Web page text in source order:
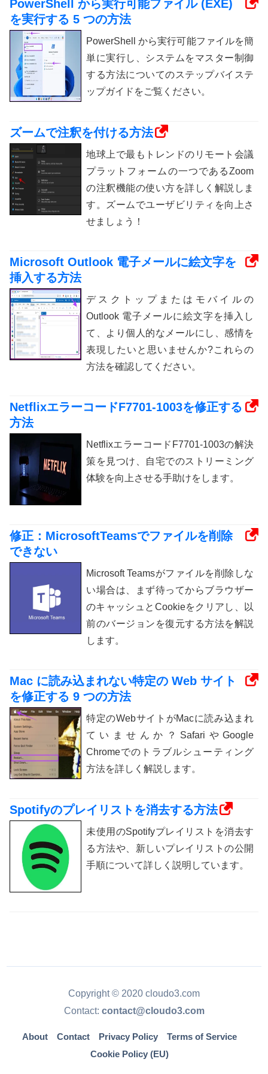
PowerShell から実行可能ファイル (EXE)
を実行する 5 つの方法
PowerShell から実行可能ファイルを簡
単に実行し、システムをマスター制御
する方法についてのステップバイステ
ップガイドをご覧ください。
ズームで注釈を付ける方法
地球上で最もトレンドのリモート会議
プラットフォームの一つであるZoom
の注釈機能の使い方を詳しく解説しま
す。ズームでユーザビリティを向上さ
せましょう！
Microsoft Outlook 電子メールに絵文字を
挿入する方法
デスクトップまたはモバイルの
Outlook 電子メールに絵文字を挿入し
て、より個人的なメールにし、感情を
表現したいと思いませんか?これらの
方法を確認してください。
NetflixエラーコードF7701-1003を修正する
方法
NetflixエラーコードF7701-1003の解決
策を見つけ、自宅でのストリーミング
体験を向上させる手助けをします。
修正：MicrosoftTeamsでファイルを削除
できない
Microsoft Teamsがファイルを削除しな
い場合は、まず待ってからブラウザー
のキャッシュとCookieをクリアし、以
前のバージョンを復元する方法を解説
します。
Mac に読み込まれない特定の Web サイト
を修正する 9 つの方法
特定のWebサイトがMacに読み込まれ
ていませんか？SafariやGoogle
Chromeでのトラブルシューティング
方法を詳しく解説します。
Spotifyのプレイリストを消去する方法
未使用のSpotifyプレイリストを消去す
る方法や、新しいプレイリストの公開
手順について詳しく説明しています。
Copyright © 2020 cloudo3.com
Contact: contact@cloudo3.com
About Contact Privacy Policy
Terms of Service
Cookie Policy (EU)